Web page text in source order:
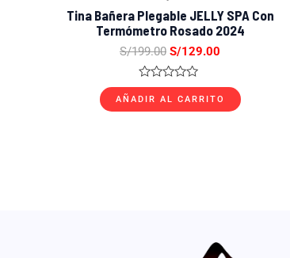
Tina Bañera Plegable JELLY SPA Con
Termómetro Rosado 2024
S/199.00 S/129.00
Valorado
con
0
AÑADIR AL CARRITO